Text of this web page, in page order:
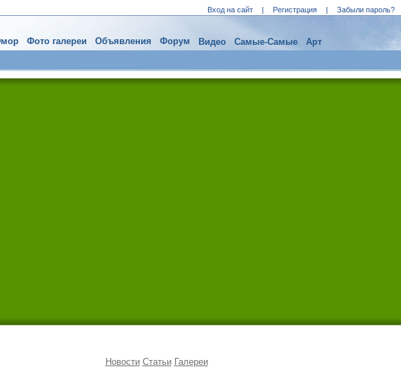
Вход на сайт | Регистрация | Забыли пароль?
Фото галереи Объявления Форум Видео Самые-Самые Арт
Новости Статьи Галереи